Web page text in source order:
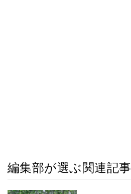
編集部が選ぶ関連記事